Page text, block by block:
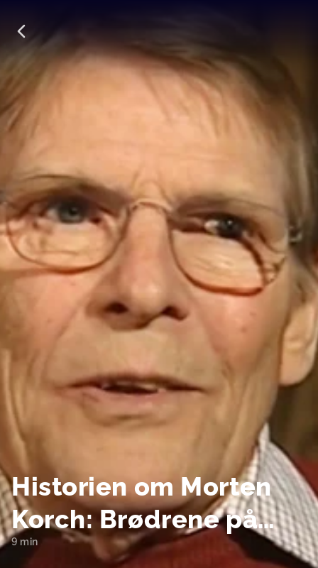
Historien om Morten
Korch: Brødrene på
Uglegården
9 min